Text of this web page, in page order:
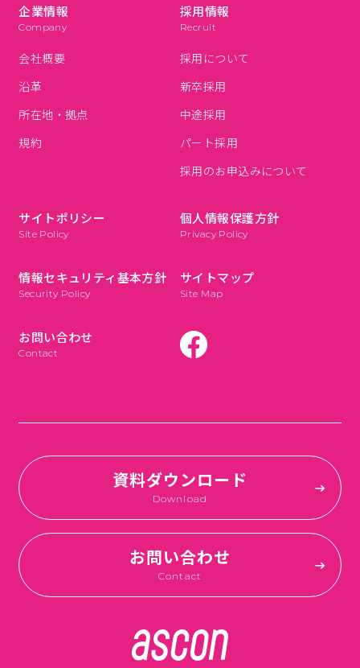
企業情報
Company
会社概要
沿革
所在地・拠点
規約
採用情報
Recruit
採用について
新卒採用
中途採用
パート採用
採用のお申込みについて
サイトポリシー
Site Policy
個人情報保護方針
Privacy Policy
情報セキュリティ基本方針
Security Policy
サイトマップ
Site Map
お問い合わせ
Contact
資料ダウンロード
Download
お問い合わせ
Contact